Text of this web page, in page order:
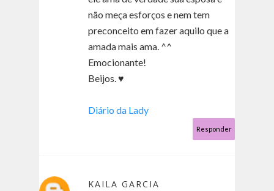
não meça esforços e nem tem
preconceito em fazer aquilo que a
amada mais ama. ^^
Emocionante!
Beijos. ♥
Diário da Lady
Responder
KAILA GARCIA